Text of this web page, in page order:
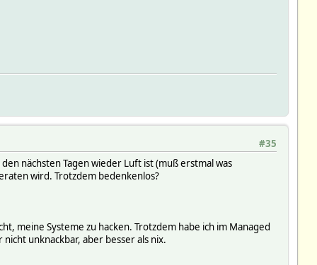
#35
nächsten Tagen wieder Luft ist (muß erstmal was
wird. Trotzdem bedenkenlos?
meine Systeme zu hacken. Trotzdem habe ich im Managed
unknackbar, aber besser als nix.